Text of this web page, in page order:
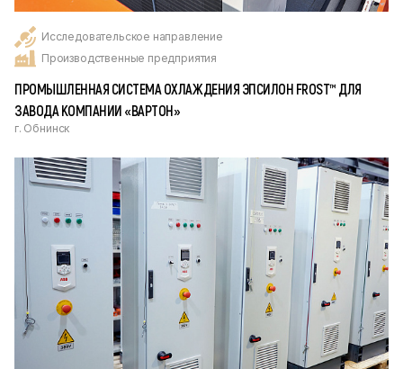
Исследовательское направление
Производственные предприятия
ПРОМЫШЛЕННАЯ СИСТЕМА ОХЛАЖДЕНИЯ ЭПСИЛОН FROST™ ДЛЯ
ЗАВОДА КОМПАНИИ «ВАРТОН»
г. Обнинск